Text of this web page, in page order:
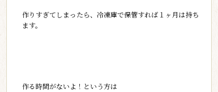
作りすぎてしまったら、冷凍庫で保管すれば１ヶ月は持ち
ます。
作る時間がないよ！という方は